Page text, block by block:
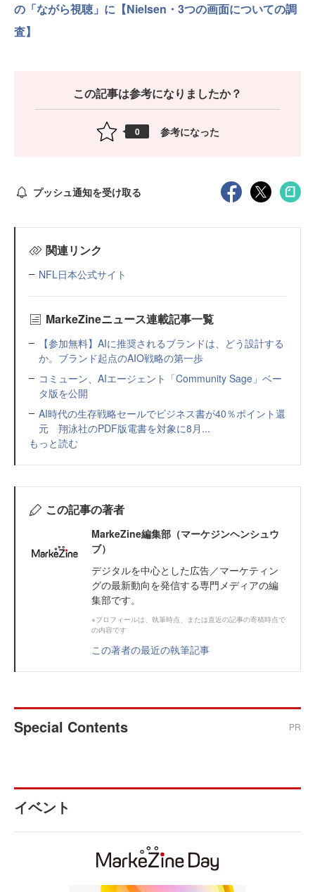
の「ながら視聴」に【Nielsen・3つの画面についての調
査】
この記事は参考になりましたか？
0 参考になった
プッシュ通知を受け取る
関連リンク
NFL日本公式サイト
MarkeZineニュース連載記事一覧
【参加無料】AIに推奨されるブランドは、どう設計する
か。ブランド起点のAIO戦略の第一歩
コミューン、AIエージェント「Community Sage」ベー
タ版を公開
AI時代の生存戦略セールでビジネス書が40％ポイント還
元 翔泳社のPDF版電書を対象に8月...
もっと読む
この記事の著者
MarkeZine編集部（マーケジンヘンシュウ
ブ）
デジタルを中心とした広告／マーケティン
グの最新動向を発信する専門メディアの編
集部です。
※プロフィールは、執筆時点、または直近の記事の寄稿時点で
の内容です
この著者の最近の執筆記事
Special Contents PR
イベント